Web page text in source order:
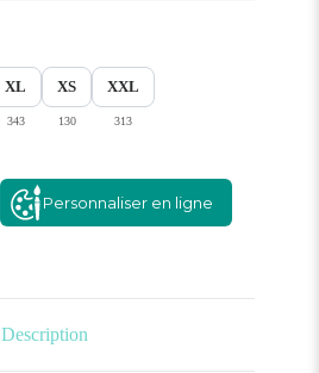
XL
343
XS
130
XXL
313
Personnaliser en ligne
Description